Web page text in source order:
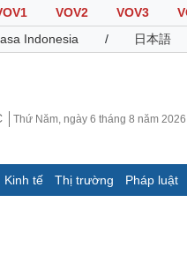
VOV2 VOV3
Indonesia / 日本語
Thứ Năm, ngày 6 tháng 8 năm 2026
Kinh tế Thị trường Pháp luật